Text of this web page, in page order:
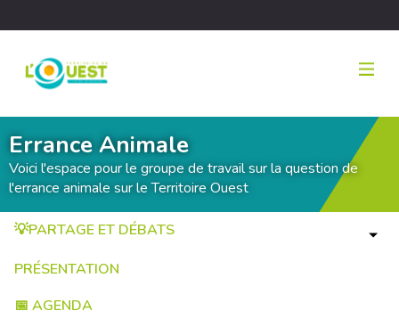
Errance Animale
Voici l'espace pour le groupe de travail sur la question de
l'errance animale sur le Territoire Ouest
💡PARTAGE ET DÉBATS
PRÉSENTATION
📅 AGENDA